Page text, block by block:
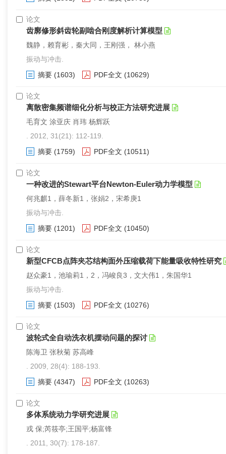
论文
齿廓修形斜齿轮副啮合刚度解析计算模型
魏静，赖育彬，秦大同，王刚强， 林小燕
振动与冲击.
摘要 (1603) PDF全文 (10629)
论文
离散密集频谱细化分析与校正方法研究进展
毛育文 涂亚庆 肖玮 杨辉跃
. 2012, 31(21): 112-119.
摘要 (1759) PDF全文 (10511)
论文
一种改进的Stewart平台Newton-Euler动力学模型
何兆麒1，薛冬新1，张娟2，宋希庚1
振动与冲击.
摘要 (1201) PDF全文 (10450)
论文
新型CFCB点阵夹芯结构面外压缩载荷下能量吸收特性研究
赵众豪1，池瑜莉1，2，冯峻良3，文大伟1，朱国华1
振动与冲击.
摘要 (1503) PDF全文 (10276)
论文
波轮式全自动洗衣机摆动问题的探讨
陈海卫 张秋菊 苏高峰
. 2009, 28(4): 188-193.
摘要 (4347) PDF全文 (10263)
论文
多体系统动力学研究进展
戎 保;芮筱亭;王国平;杨富锋
. 2011, 30(7): 178-187.